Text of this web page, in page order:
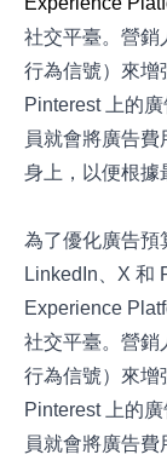
社交平臺。營銷
行為信號）來增
Pinterest 上的
員就會將廣告
身上，以便根據
為了優化廣告預
LinkedIn、X 和
Experience
社交平臺。營銷
行為信號）來增
Pinterest 上的
員就會將廣告